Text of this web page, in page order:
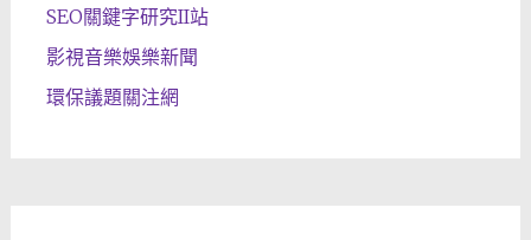
SEO關鍵字研究II站
影視音樂娛樂新聞
環保議題關注網